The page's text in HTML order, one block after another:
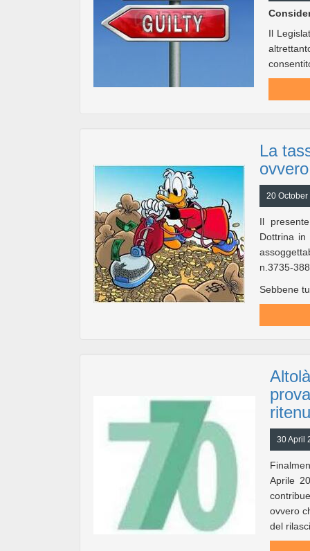
Il
La
20
Il
Dottrina
n.3735-
Sebbene
30 April
Aprile
ovvero
del